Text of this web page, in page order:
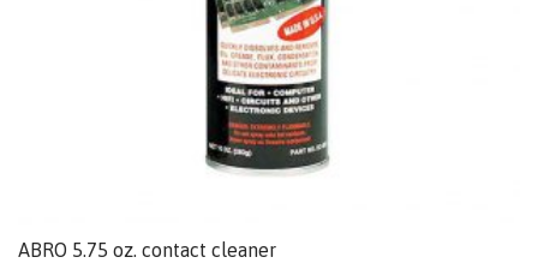
ABRO 5.75 oz. contact cleaner